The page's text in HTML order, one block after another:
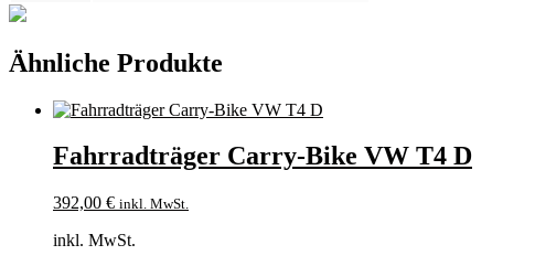
Ähnliche Produkte
Fahrradträger Carry-Bike VW T4 D
392,00 € inkl. MwSt.
inkl. MwSt.